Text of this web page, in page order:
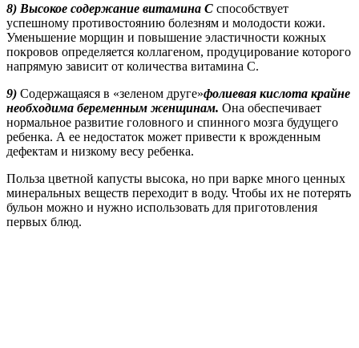
8) Высокое содержание витамина С способствует
успешному противостоянию болезням и молодости кожи.
Уменьшение морщин и повышение эластичности кожных
покровов определяется коллагеном, продуцирование которого
напрямую зависит от количества витамина С.
9) Содержащаяся в «зеленом друге»фолиевая кислота крайне
необходима беременным женщинам. Она обеспечивает
нормальное развитие головного и спинного мозга будущего
ребенка. А ее недостаток может привести к врожденным
дефектам и низкому весу ребенка.
Польза цветной капусты высока, но при варке много ценных
минеральных веществ переходит в воду. Чтобы их не потерять
бульон можно и нужно использовать для приготовления
первых блюд.